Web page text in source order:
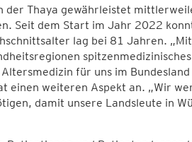
Thaya gewährleistet
Seit dem Start im Jahr 2022
lag bei 81 Jahren.
spitzenmedizinisches
für uns im Bundesland
einen weiteren Aspekt an. „Wir
damit unsere Landsleute in